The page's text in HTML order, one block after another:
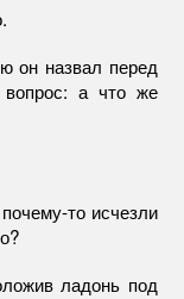
он назвал перед
вопрос: а что же
то исчезли
ладонь под